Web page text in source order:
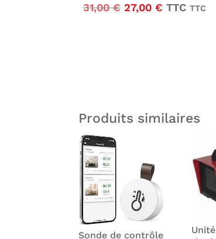
31,00€ Le
27,00 €Le
TTC TTC
Produits similaires
Sonde de contrôle